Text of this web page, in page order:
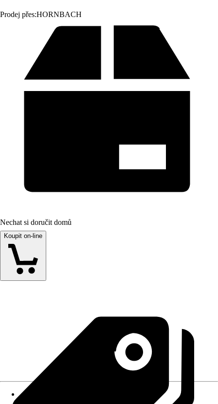
Prodej přes:HORNBACH
Nechat si doručit domů
Koupit on-line